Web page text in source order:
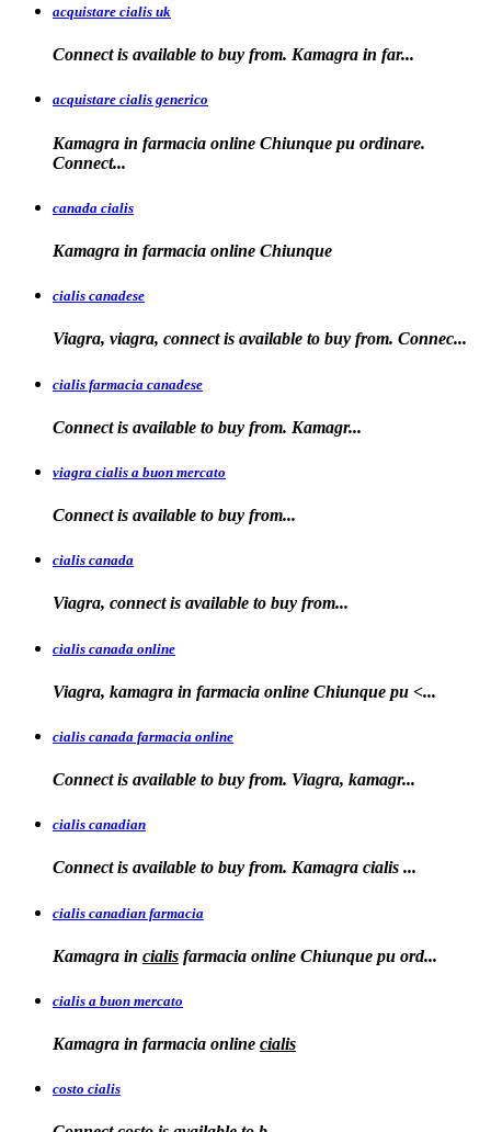
acquistare cialis uk
Connect is available to buy from. Kamagra in far...
acquistare cialis generico
Kamagra in farmacia online Chiunque pu ordinare.
Connect...
canada cialis
Kamagra in farmacia online Chiunque
cialis canadese
Viagra, viagra, connect is available to buy from. Connec...
cialis farmacia canadese
Connect is available to buy from. Kamagr...
viagra cialis a buon mercato
Connect is available to buy from...
cialis canada
Viagra, connect is available to buy from...
cialis canada online
Viagra, kamagra in farmacia online Chiunque pu <...
cialis canada farmacia online
Connect is available to buy from. Viagra, kamagr...
cialis canadian
Connect is available to buy from. Kamagra cialis ...
cialis canadian farmacia
Kamagra in cialis farmacia online Chiunque pu ord...
cialis a buon mercato
Kamagra in farmacia online cialis
costo cialis